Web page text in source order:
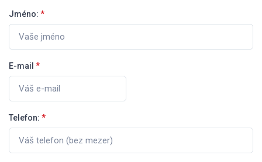
Jméno: *
E-mail *
Telefon: *